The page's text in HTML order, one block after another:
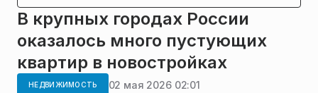
В крупных городах России
оказалось много пустующих
квартир в новостройках
НЕДВИЖИМОСТЬ 02 мая 2026 02:01